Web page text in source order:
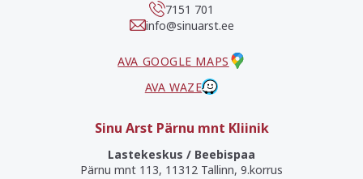
7151 701
info@sinuarst.ee
AVA GOOGLE MAPS
AVA WAZE
Sinu Arst Pärnu mnt Kliinik
Lastekeskus / Beebispaa
Pärnu mnt 113, 11312 Tallinn, 9.korrus